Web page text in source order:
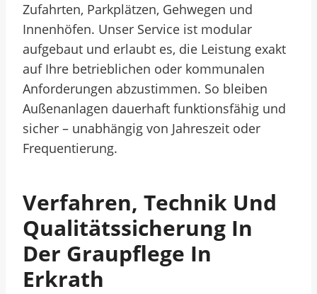
Zufahrten, Parkplätzen, Gehwegen und
Innenhöfen. Unser Service ist modular
aufgebaut und erlaubt es, die Leistung exakt
auf Ihre betrieblichen oder kommunalen
Anforderungen abzustimmen. So bleiben
Außenanlagen dauerhaft funktionsfähig und
sicher – unabhängig von Jahreszeit oder
Frequentierung.
Verfahren, Technik Und
Qualitätssicherung In
Der Graupflege In
Erkrath